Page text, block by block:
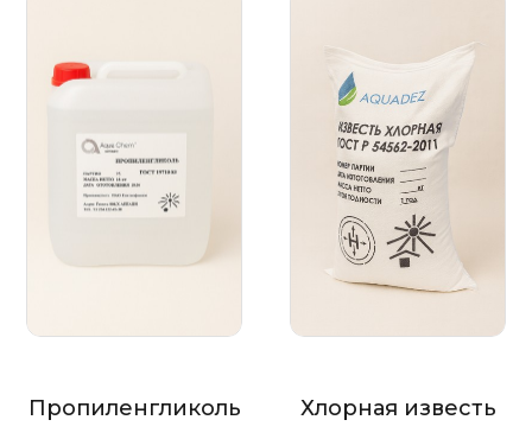
Пропиленгликоль Хлорная известь